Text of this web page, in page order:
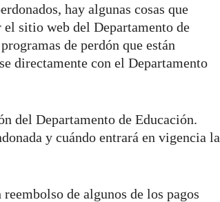
hay algunas cosas que
sitio web del Departamento de
de perdón que están
directamente con el Departamento
del Departamento de Educación.
y cuándo entrará en vigencia la
de algunos de los pagos